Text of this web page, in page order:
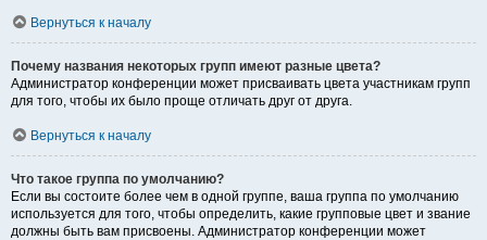
Вернуться к началу
Почему названия некоторых групп имеют разные цвета?
Администратор конференции может присваивать цвета участникам групп
для того, чтобы их было проще отличать друг от друга.
Вернуться к началу
Что такое группа по умолчанию?
Если вы состоите более чем в одной группе, ваша группа по умолчанию
используется для того, чтобы определить, какие групповые цвет и звание
должны быть вам присвоены. Администратор конференции может